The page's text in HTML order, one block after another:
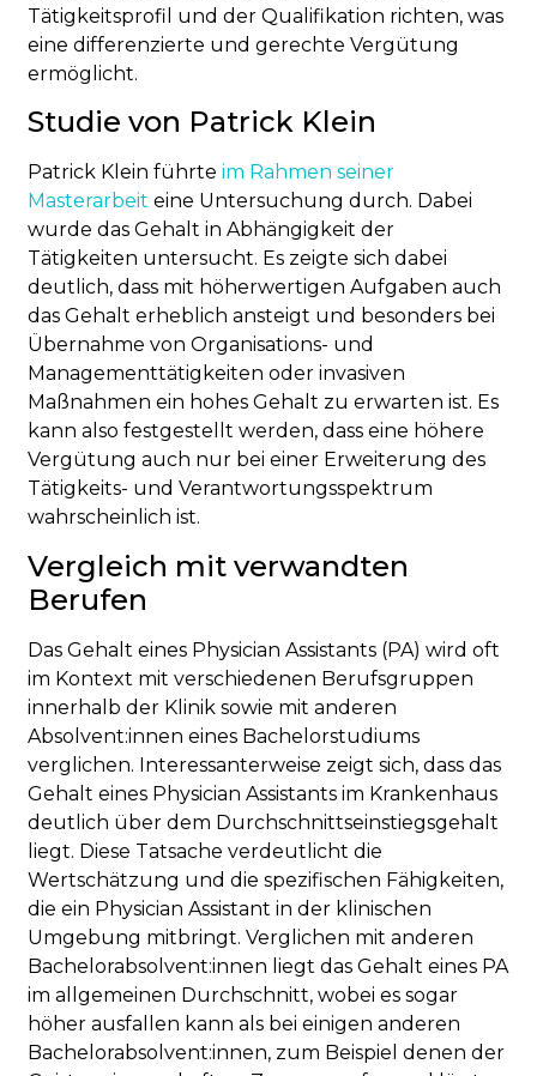
Tätigkeitsprofil und der Qualifikation richten, was
eine differenzierte und gerechte Vergütung
ermöglicht.
Studie von Patrick Klein
Patrick Klein führte im Rahmen seiner
Masterarbeit eine Untersuchung durch. Dabei
wurde das Gehalt in Abhängigkeit der
Tätigkeiten untersucht. Es zeigte sich dabei
deutlich, dass mit höherwertigen Aufgaben auch
das Gehalt erheblich ansteigt und besonders bei
Übernahme von Organisations- und
Managementtätigkeiten oder invasiven
Maßnahmen ein hohes Gehalt zu erwarten ist. Es
kann also festgestellt werden, dass eine höhere
Vergütung auch nur bei einer Erweiterung des
Tätigkeits- und Verantwortungsspektrum
wahrscheinlich ist.
Vergleich mit verwandten
Berufen
Das Gehalt eines Physician Assistants (PA) wird oft
im Kontext mit verschiedenen Berufsgruppen
innerhalb der Klinik sowie mit anderen
Absolvent:innen eines Bachelorstudiums
verglichen. Interessanterweise zeigt sich, dass das
Gehalt eines Physician Assistants im Krankenhaus
deutlich über dem Durchschnittseinstiegsgehalt
liegt. Diese Tatsache verdeutlicht die
Wertschätzung und die spezifischen Fähigkeiten,
die ein Physician Assistant in der klinischen
Umgebung mitbringt. Verglichen mit anderen
Bachelorabsolvent:innen liegt das Gehalt eines PA
im allgemeinen Durchschnitt, wobei es sogar
höher ausfallen kann als bei einigen anderen
Bachelorabsolvent:innen, zum Beispiel denen der